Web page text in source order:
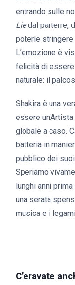
entrando sulle
Liedal parterre,
poterle stringere
L’emozione è
felicità di essere
naturale: il
Shakira è una
essere
globale a caso.
batteria in
pubblico dei
Speriamo
lunghi anni
una serata
musica e i
C’eravate